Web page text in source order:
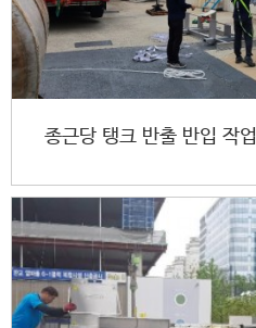
종근당 탱크 반출 반입 작업